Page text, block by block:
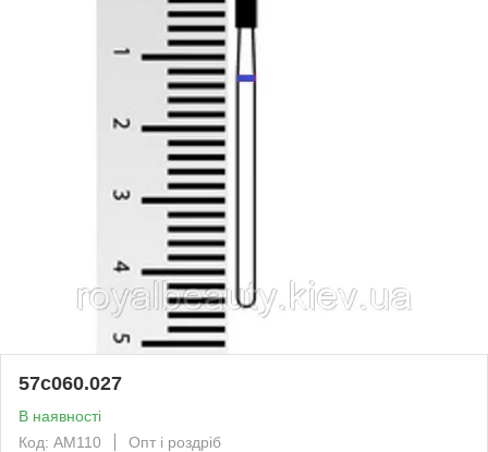
57с060.027
В наявності
Код: АМ110
Опт і роздріб